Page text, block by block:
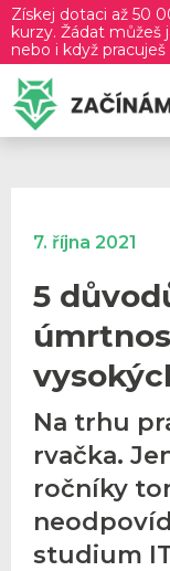
Získej dotaci až 50
kurzy. Žádat můžeš
nebo i když pracuješ
7. října 2021
5
Na trhu
rvačka.
ročníky
studium